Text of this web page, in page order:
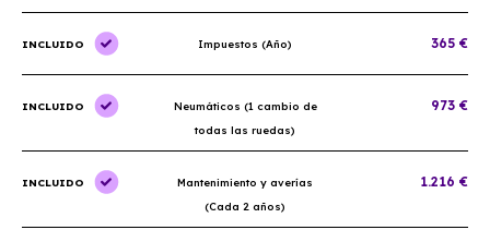
INCLUIDO Impuestos (Año) 365 €
INCLUIDO
Neumáticos (1 cambio de
todas las ruedas)
973 €
INCLUIDO
Mantenimiento y averías
(Cada 2 años)
1.216 €